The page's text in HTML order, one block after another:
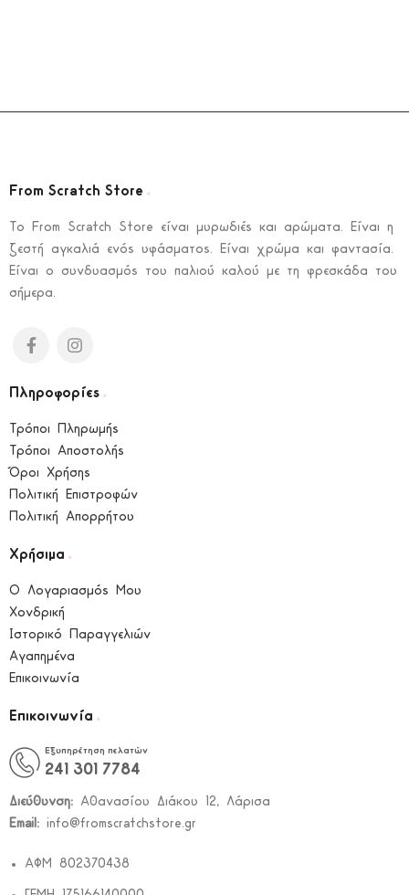
From Scratch Store .
To From Scratch Store είναι μυρωδιές και αρώματα. Είναι η
ζεστή αγκαλιά ενός υφάσματος. Είναι χρώμα και φαντασία.
Είναι ο συνδυασμός του παλιού καλού με τη φρεσκάδα του
σήμερα.
Πληροφορίες .
Τρόποι Πληρωμής
Τρόποι Αποστολής
Όροι Χρήσης
Πολιτική Επιστροφών
Πολιτική Απορρήτου
Χρήσιμα .
Ο Λογαριασμός Μου
Χονδρική
Ιστορικό Παραγγελιών
Αγαπημένα
Επικοινωνία
Επικοινωνία .
Εξυπηρέτηση πελατών
241 301 7784
Διεύθυνση: Αθανασίου Διάκου 12, Λάρισα
Email: info@fromscratchstore.gr
ΑΦΜ 802370438